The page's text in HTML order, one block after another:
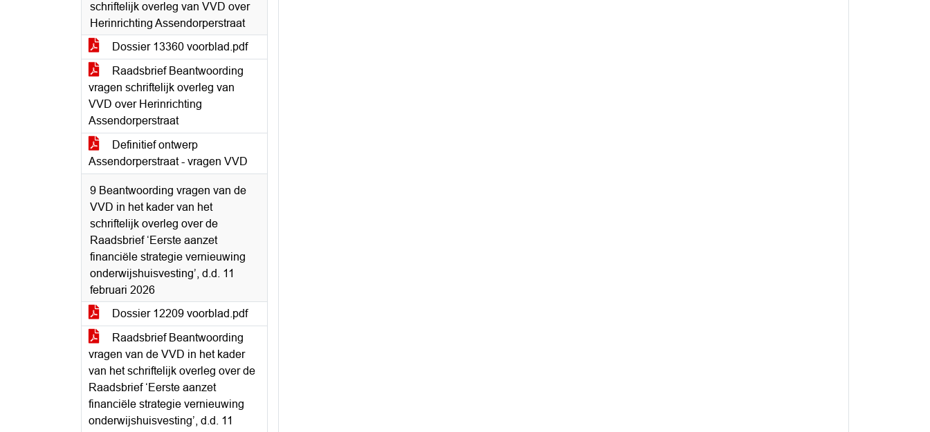
schriftelijk overleg van VVD over
Herinrichting Assendorperstraat
Dossier 13360 voorblad.pdf
Raadsbrief Beantwoording
vragen schriftelijk overleg van
VVD over Herinrichting
Assendorperstraat
Definitief ontwerp
Assendorperstraat - vragen VVD
9 Beantwoording vragen van de
VVD in het kader van het
schriftelijk overleg over de
Raadsbrief ‘Eerste aanzet
financiële strategie vernieuwing
onderwijshuisvesting’, d.d. 11
februari 2026
Dossier 12209 voorblad.pdf
Raadsbrief Beantwoording
vragen van de VVD in het kader
van het schriftelijk overleg over de
Raadsbrief ‘Eerste aanzet
financiële strategie vernieuwing
onderwijshuisvesting’, d.d. 11